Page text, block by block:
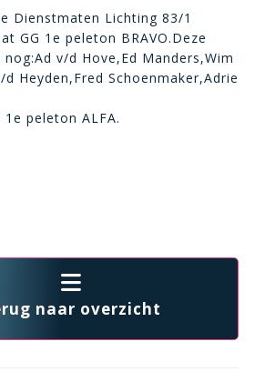
Dienstmaten Lichting 83/1
GG 1e peleton BRAVO.Deze
v/d Hove,Ed Manders,Wim
Heyden,Fred Schoenmaker,Adrie
peleton ALFA.
naar overzicht